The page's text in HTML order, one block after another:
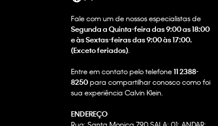
Fale com um de nossos especialistas de
Segunda a Quinta-feira das 9:00 as 18:00
e às Sextas-feiras das 9:00 às 17:00.
(Exceto feriados)
Entre em contato pelo telefone11 2388-
8250para compartilhar conosco como foi
sua experiência Calvin Klein.
ENDEREÇO